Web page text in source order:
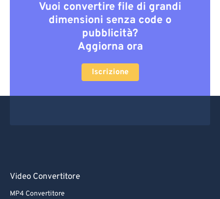
Vuoi convertire file di grandi
dimensioni senza code o
pubblicità?
Aggiorna ora
Iscrizione
Video Convertitore
MP4 Convertitore